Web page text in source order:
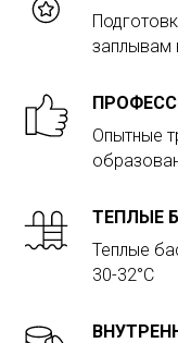
заплывам
Опытные
ТЕПЛЫЕ
Теплые
30-32°С